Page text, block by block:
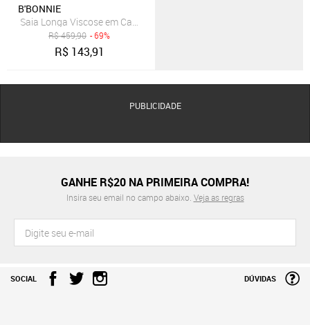
B'BONNIE
Saia Longa Viscose em Camadas B’Bonnie Luiza Preto
R$459,90 - 69%
R$ 143,91
PUBLICIDADE
GANHE R$20 NA PRIMEIRA COMPRA!
Insira seu email no campo abaixo. Veja as regras
SOCIAL DÚVIDAS